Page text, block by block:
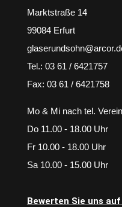
Marktstraße 14
99084 Erfurt
Tel.: 03 61 / 6421757
Fax: 03 61 / 6421758
Mo & Mi nach tel.
Do 11.00 - 18.00 Uhr
Fr 10.00 - 18.00 Uhr
Sa 10.00 - 15.00 Uhr
Bewerten Sie uns auf